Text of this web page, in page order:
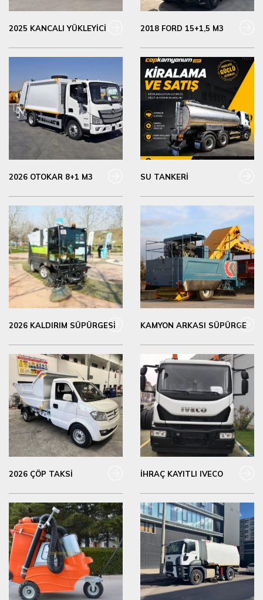
2025 KANCALI YÜKLEYİCİ 2018 FORD 15+1,5 M3
2026 OTOKAR 8+1 M3 SU TANKERİ
2026 KALDIRIM SÜPÜRGESİ KAMYON ARKASI SÜPÜRGE
2026 ÇÖP TAKSİ İHRAÇ KAYITLI IVECO